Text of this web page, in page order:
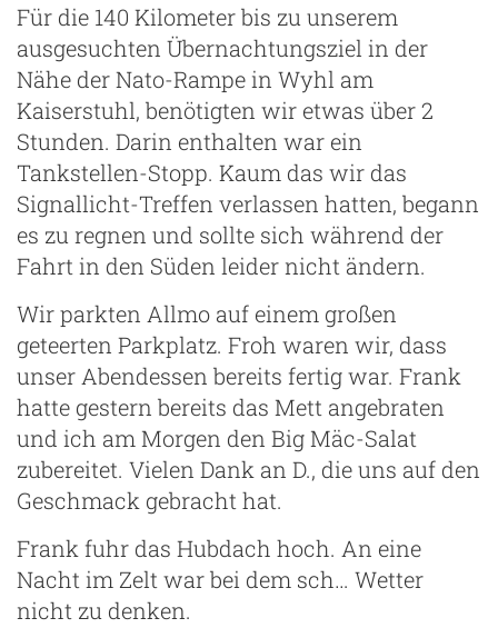
Für die 140 Kilometer bis zu unserem
ausgesuchten Übernachtungsziel in der
Nähe der Nato-Rampe in Wyhl am
Kaiserstuhl, benötigten wir etwas über 2
Stunden. Darin enthalten war ein
Tankstellen-Stopp. Kaum das wir das
Signallicht-Treffen verlassen hatten, begann
es zu regnen und sollte sich während der
Fahrt in den Süden leider nicht ändern.
Wir parkten Allmo auf einem großen
geteerten Parkplatz. Froh waren wir, dass
unser Abendessen bereits fertig war. Frank
hatte gestern bereits das Mett angebraten
und ich am Morgen den Big Mäc-Salat
zubereitet. Vielen Dank an D., die uns auf den
Geschmack gebracht hat.
Frank fuhr das Hubdach hoch. An eine
Nacht im Zelt war bei dem sch… Wetter
nicht zu denken.